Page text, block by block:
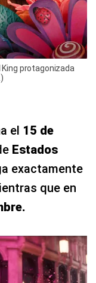
King protagonizada
el 15 de
Estados
exactamente
que en